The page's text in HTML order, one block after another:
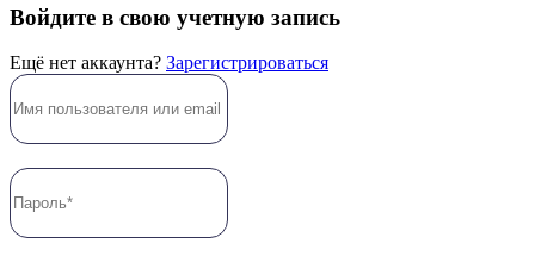
Войдите в свою учетную запись
Ещё нет аккаунта? Зарегистрироваться